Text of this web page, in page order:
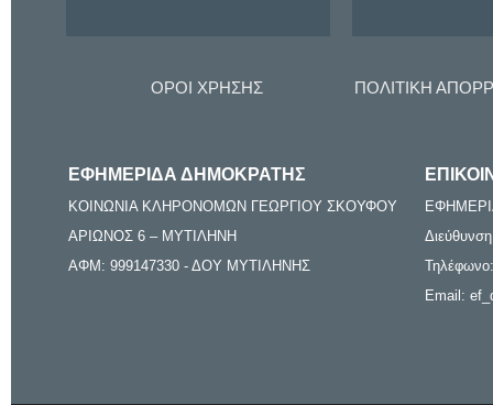
ΟΡΟΙ ΧΡΗΣΗΣ ΠΟΛΙΤΙΚΗ
ΕΦΗΜΕΡΙΔΑ ΔΗΜΟΚΡΑΤΗΣ
ΚΟΙΝΩΝΙΑ ΚΛΗΡΟΝΟΜΩΝ ΓΕΩΡΓΙΟΥ ΣΚΟΥΦΟΥ
ΑΡΙΩΝΟΣ 6 – ΜΥΤΙΛΗΝΗ
ΑΦΜ: 999147330 - ΔΟΥ ΜΥΤΙΛΗΝΗΣ
Email: